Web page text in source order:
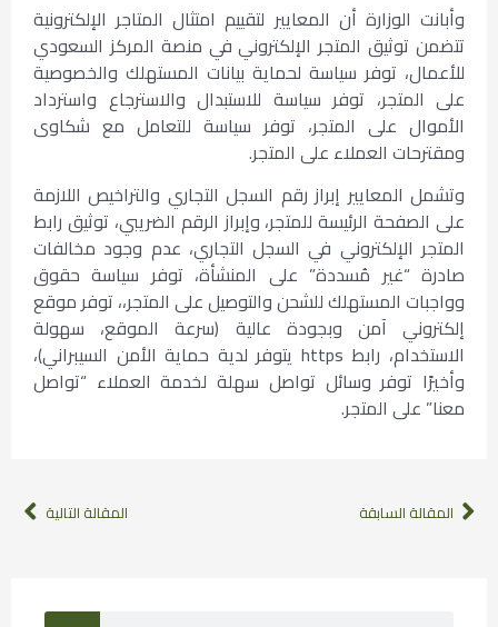
وأبانت الوزارة أن المعايير لتقييم امتثال المتاجر الإلكترونية
تتضمن توثيق المتجر الإلكتروني في منصة المركز السعودي
للأعمال، توفر سياسة لحماية بيانات المستهلك والخصوصية
على المتجر، توفر سياسة للاستبدال والاسترجاع واسترداد
الأموال على المتجر، توفر سياسة للتعامل مع شكاوى
ومقترحات العملاء على المتجر.
وتشمل المعايير إبراز رقم السجل التجاري والتراخيص اللازمة
على الصفحة الرئيسة للمتجر، وإبراز الرقم الضريبي، توثيق رابط
المتجر الإلكتروني في السجل التجاري، عدم وجود مخالفات
صادرة “غير مُسددة” على المنشأة، توفر سياسة حقوق
وواجبات المستهلك للشحن والتوصيل على المتجر،، توفر موقع
إلكتروني آمن وبجودة عالية (سرعة الموقع، سهولة
الاستخدام، رابط https يتوفر لدية حماية الأمن السيبراني)،
وأخيرًا توفر وسائل تواصل سهلة لخدمة العملاء “تواصل
معنا” على المتجر.
المقالة السابقة المقالة التالية